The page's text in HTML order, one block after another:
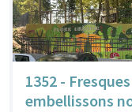
1352 -
embellissons